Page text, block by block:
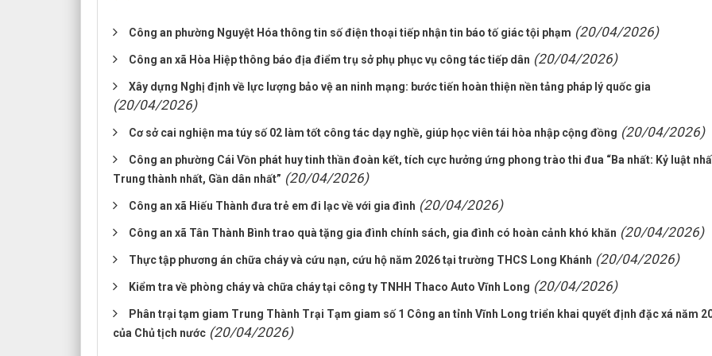
Công an phường Nguyệt Hóa thông tin số điện thoại tiếp nhận tin báo tố giác tội phạm (20/04/2026)
Công an xã Hòa Hiệp thông báo địa điểm trụ sở phụ phục vụ công tác tiếp dân (20/04/2026)
Xây dựng Nghị định về lực lượng bảo vệ an ninh mạng: bước tiến hoàn thiện nền tảng pháp lý quốc gia
(20/04/2026)
Cơ sở cai nghiện ma túy số 02 làm tốt công tác dạy nghề, giúp học viên tái hòa nhập cộng đồng (20/04/2026)
Công an phường Cái Vồn phát huy tinh thần đoàn kết, tích cực hưởng ứng phong trào thi đua “Ba nhất: Kỷ luật
Trung thành nhất, Gần dân nhất” (20/04/2026)
Công an xã Hiếu Thành đưa trẻ em đi lạc về với gia đình (20/04/2026)
Công an xã Tân Thành Bình trao quà tặng gia đình chính sách, gia đình có hoàn cảnh khó khăn (20/04/2026)
Thực tập phương án chữa cháy và cứu nạn, cứu hộ năm 2026 tại trường THCS Long Khánh (20/04/2026)
Kiểm tra về phòng cháy và chữa cháy tại công ty TNHH Thaco Auto Vĩnh Long (20/04/2026)
Phân trại tạm giam Trung Thành Trại Tạm giam số 1 Công an tỉnh Vĩnh Long triển khai quyết định đặc xá năm
của Chủ tịch nước (20/04/2026)